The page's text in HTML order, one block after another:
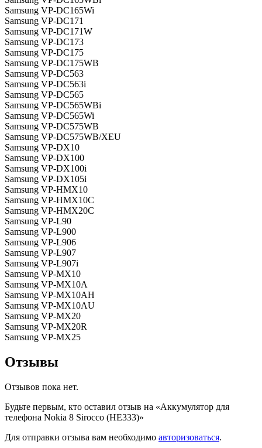
Samsung VP-DC165Wi
Samsung VP-DC171
Samsung VP-DC171W
Samsung VP-DC173
Samsung VP-DC175
Samsung VP-DC175WB
Samsung VP-DC563
Samsung VP-DC563i
Samsung VP-DC565
Samsung VP-DC565WBi
Samsung VP-DC565Wi
Samsung VP-DC575WB
Samsung VP-DC575WB/XEU
Samsung VP-DX10
Samsung VP-DX100
Samsung VP-DX100i
Samsung VP-DX105i
Samsung VP-HMX10
Samsung VP-HMX10C
Samsung VP-HMX20C
Samsung VP-L90
Samsung VP-L900
Samsung VP-L906
Samsung VP-L907
Samsung VP-L907i
Samsung VP-MX10
Samsung VP-MX10A
Samsung VP-MX10AH
Samsung VP-MX10AU
Samsung VP-MX20
Samsung VP-MX20R
Samsung VP-MX25
Отзывы
Отзывов пока нет.
Будьте первым, кто оставил отзыв на «Аккумулятор для
телефона Nokia 8 Sirocco (HE333)»
Для отправки отзыва вам необходимо авторизоваться.